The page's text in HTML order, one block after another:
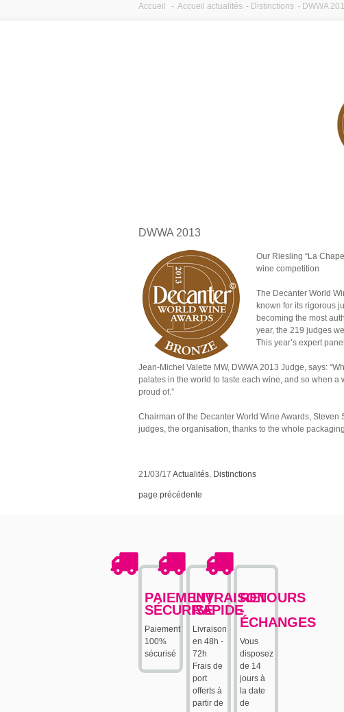
Accueil - Accueil actualités - Distinctions - DWWA
DWWA 2013
Our Riesling “La
wine competition
The Decanter World
known for its rigorous
becoming the most
year, the 219 judges
This year’s expert
Jean-Michel Valette MW, DWWA 2013 Judge, says:
palates in the world to taste each wine, and so when
proud of.”
Chairman of the Decanter World Wine Awards, Steven
judges, the organisation, thanks to the whole
21/03/17 Actualités Distinctions
page précédente
PAIEMENT
SÉCURISÉ
Paiement
100%
sécurisé
LIVRAISON
RAPIDE
Livraison
en 48h -
72h
Frais de
port
offerts à
partir de
RETOURS
-
ÉCHANGES
Vous
disposez
de 14
jours à
la date
de